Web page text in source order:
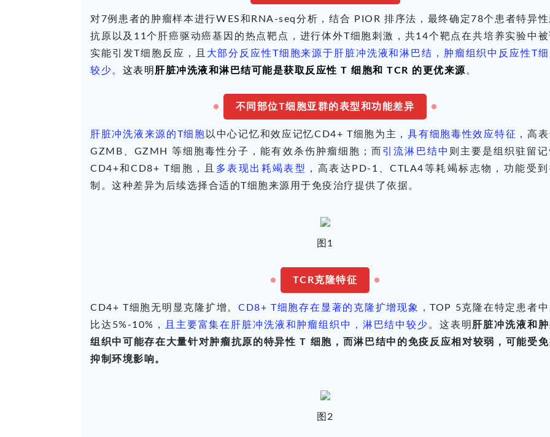
对7例患者的肿瘤样本进行WES和RNA-seq分析，结合 PIOR 排序法，最终确定78个患者特异性
抗原以及11个肝癌驱动癌基因的热点靶点，进行体外T细胞刺激，共14个靶点在共培养实验中被
实能引发T细胞反应，且 大部分反应性T细胞来源于肝脏冲洗液和淋巴结，肿瘤组织中反应性T细
较少。 这表明 肝脏冲洗液和淋巴结可能是获取反应性 T 细胞和 TCR 的更优来源 。
不同部位T细胞亚群的表型和功能差异
肝脏冲洗液来源的T细胞 以中心记忆和效应记忆CD4+ T细胞为主，具有细胞毒性效应特征 ，高
GZMB、GZMH 等细胞毒性分子，能有效杀伤肿瘤细胞；而 引流淋巴结中 则主要是组织驻留记
CD4+和CD8+ T细胞，且 多表现出耗竭表型
，高表达PD-1、CTLA4等耗竭标志物，功能受到
制。这种差异为后续选择合适的T细胞来源用于免疫治疗提供了依据。
图1
TCR克隆特征
CD4+ T细胞无明显克隆扩增。CD8+ T细胞存在显著的克隆扩增现象
，TOP 5克隆在特定患者中
比达5%-10%，
且主要富集在肝脏冲洗液和肿瘤组织中，淋巴结中较少 。这表明 肝脏冲洗液和肿
组织中可能存在大量针对肿瘤抗原的特异性 T 细胞，而淋巴结中的免疫反应相对较弱，可能受免
抑制环境影响。
图2